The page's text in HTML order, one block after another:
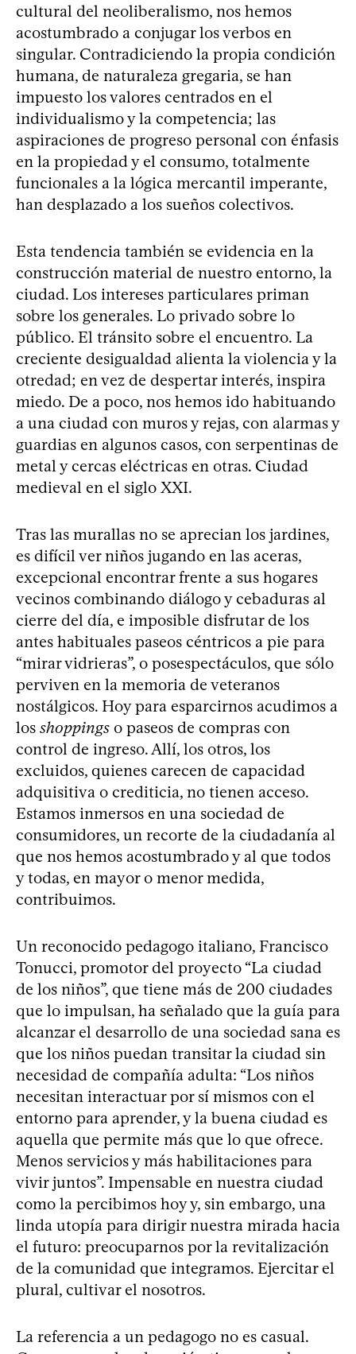
cultural del neoliberalismo, nos hemos
acostumbrado a conjugar los verbos en
singular. Contradiciendo la propia condición
humana, de naturaleza gregaria, se han
impuesto los valores centrados en el
individualismo y la competencia; las
aspiraciones de progreso personal con énfasis
en la propiedad y el consumo, totalmente
funcionales a la lógica mercantil imperante,
han desplazado a los sueños colectivos.
Esta tendencia también se evidencia en la
construcción material de nuestro entorno, la
ciudad. Los intereses particulares priman
sobre los generales. Lo privado sobre lo
público. El tránsito sobre el encuentro. La
creciente desigualdad alienta la violencia y la
otredad; en vez de despertar interés, inspira
miedo. De a poco, nos hemos ido habituando
a una ciudad con muros y rejas, con alarmas y
guardias en algunos casos, con serpentinas de
metal y cercas eléctricas en otras. Ciudad
medieval en el siglo XXI.
Tras las murallas no se aprecian los jardines,
es difícil ver niños jugando en las aceras,
excepcional encontrar frente a sus hogares
vecinos combinando diálogo y cebaduras al
cierre del día, e imposible disfrutar de los
antes habituales paseos céntricos a pie para
“mirar vidrieras”, o posespectáculos, que sólo
perviven en la memoria de veteranos
nostálgicos. Hoy para esparcirnos acudimos a
los shoppings o paseos de compras con
control de ingreso. Allí, los otros, los
excluidos, quienes carecen de capacidad
adquisitiva o crediticia, no tienen acceso.
Estamos inmersos en una sociedad de
consumidores, un recorte de la ciudadanía al
que nos hemos acostumbrado y al que todos
y todas, en mayor o menor medida,
contribuimos.
Un reconocido pedagogo italiano, Francisco
Tonucci, promotor del proyecto “La ciudad
de los niños”, que tiene más de 200 ciudades
que lo impulsan, ha señalado que la guía para
alcanzar el desarrollo de una sociedad sana es
que los niños puedan transitar la ciudad sin
necesidad de compañía adulta: “Los niños
necesitan interactuar por sí mismos con el
entorno para aprender, y la buena ciudad es
aquella que permite más que lo que ofrece.
Menos servicios y más habilitaciones para
vivir juntos”. Impensable en nuestra ciudad
como la percibimos hoy y, sin embargo, una
linda utopía para dirigir nuestra mirada hacia
el futuro: preocuparnos por la revitalización
de la comunidad que integramos. Ejercitar el
plural, cultivar el nosotros.
La referencia a un pedagogo no es casual.